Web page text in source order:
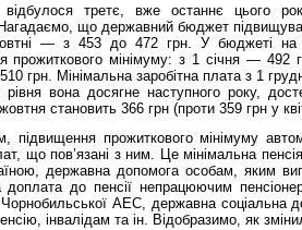
третє, вже останнє цього
що державний бюджет
— з 453 до 472 грн. У бюджеті на
прожиткового мінімуму: з 1 січня —
грн. Мінімальна заробітна плата з 1
рівня вона досягне наступного року,
становить 366 грн (проти 359 грн у
підвищення прожиткового мінімуму
що пов’язані з ним. Це мінімальна
державна допомога особам, яким
доплата до пенсії непрацюючим
Чорнобильської АЕС, державна соціальна
інвалідам та ін. Відобразимо, як